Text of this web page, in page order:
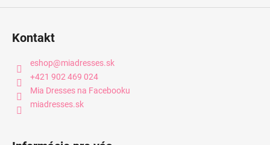
Kontakt
eshop@miadresses.sk
+421 902 469 024
Mia Dresses na Facebooku
miadresses.sk